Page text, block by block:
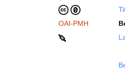
OAI-PMH